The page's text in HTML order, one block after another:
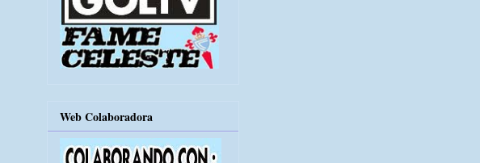
Web Colaboradora